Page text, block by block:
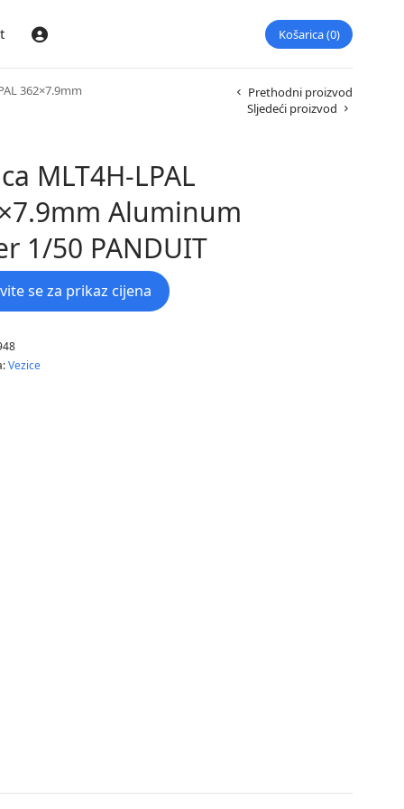
Prijava Košarica 0
362×7.9mm
Prethodni proizvod
Sljedeći proizvod
MLT4H-LPAL
Aluminum
1/50 PANDUIT
se za prikaz cijena
Vezice